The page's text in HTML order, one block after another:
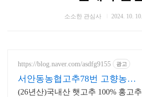
소소한 관심사 2024. 10.
https://blog.naver.com/asdfg9155 광고
서안동농협고추78번 고향농산
26년산 햇건고추/고춧가루
(26년산)국내산 햇고추 100% 홍고